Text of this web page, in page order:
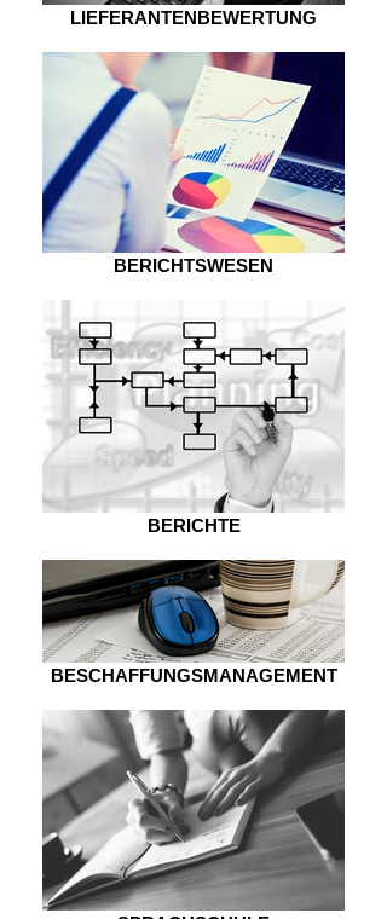
LIEFERANTENBEWERTUNG
BERICHTSWESEN
BERICHTE
BESCHAFFUNGSMANAGEMENT